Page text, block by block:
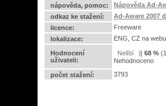
nápověda, pomoc:
Nápověda Ad-
odkaz ke stažení:
Ad-Aware 2007
licence:
Freeware
lokalizace:
ENG, CZ na webu
Hodnocení
uživateli:
|| 68 % (
Nehodnoceno
počet stažení:
3793